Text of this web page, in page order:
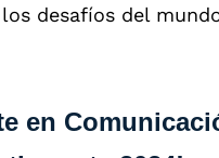
desafíos del
en